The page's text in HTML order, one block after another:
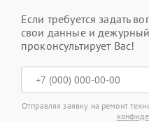
Если требуется задать
свои данные и
проконсультирует Вас!
Отправляя заявку на ремонт